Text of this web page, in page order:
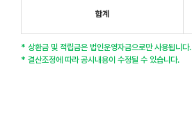
합계
* 상환금 및 적립금은 법인운영자금으로만 사용됩니다.
* 결산조정에 따라 공시내용이 수정될 수 있습니다.